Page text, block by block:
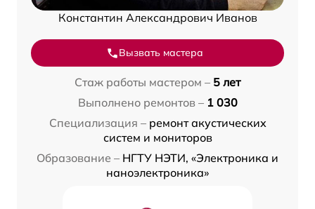
Константин Александрович Иванов
Вызвать мастера
Стаж работы мастером – 5 лет
Выполнено ремонтов – 1 030
Специализация – ремонт акустических
систем и мониторов
Образование – НГТУ НЭТИ, «Электроника и
наноэлектроника»